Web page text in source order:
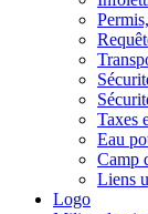
Taxes
Eau
Camp
Liens
Logo